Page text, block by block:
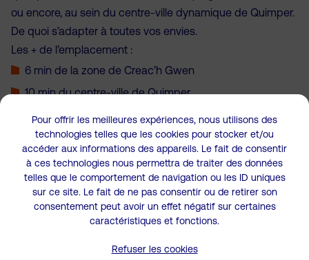
Pour offrir les meilleures expériences, nous utilisons des
technologies telles que les cookies pour stocker et/ou
accéder aux informations des appareils. Le fait de consentir
à ces technologies nous permettra de traiter des données
telles que le comportement de navigation ou les ID uniques
sur ce site. Le fait de ne pas consentir ou de retirer son
consentement peut avoir un effet négatif sur certaines
caractéristiques et fonctions.
Refuser les cookies
ou encore, au sein du centre-ville dynamique de Quimper.
De quoi s’adapter à toutes vos envies.
Les + de l’emplacement :
6 min de la zone de Creac’h Gwen
10 min du centre-ville de Quimper
15 min des plages de Bénodet
En savoir plus
Vous êtes intéressé ou souhaitez